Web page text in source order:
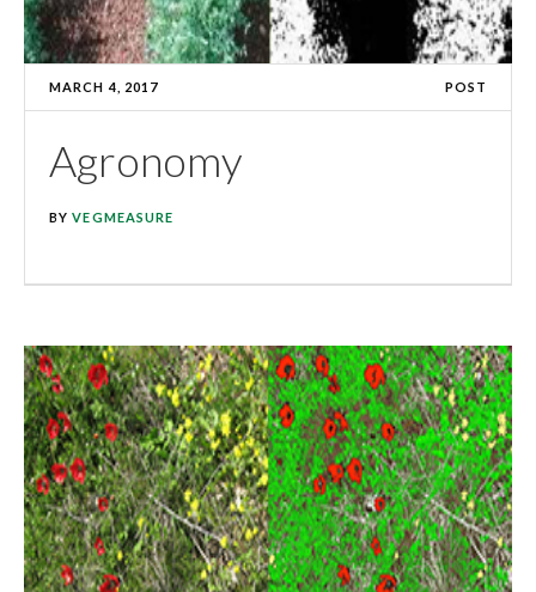
MARCH 4, 2017 POST
Agronomy
BYVEGMEASURE